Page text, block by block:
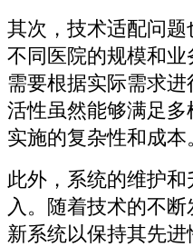
其次，技术适配问题
不同医院的规模和
需要根据实际需求
活性虽然能够满足
实施的复杂性和成本
此外，系统的维护
入。随着技术的不
新系统以保持其先